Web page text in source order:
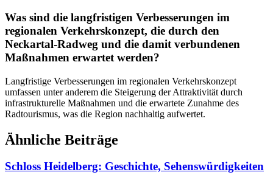
Was sind die langfristigen Verbesserungen im
regionalen Verkehrskonzept, die durch den
Neckartal-Radweg und die damit verbundenen
Maßnahmen erwartet werden?
Langfristige Verbesserungen im regionalen Verkehrskonzept
umfassen unter anderem die Steigerung der Attraktivität durch
infrastrukturelle Maßnahmen und die erwartete Zunahme des
Radtourismus, was die Region nachhaltig aufwertet.
Ähnliche Beiträge
Schloss Heidelberg: Geschichte, Sehenswürdigkeiten